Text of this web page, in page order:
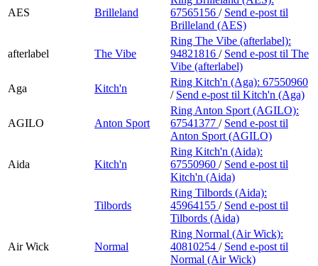
AES Brilleland
67565156 / Send e-post til
Brilleland (AES)
afterlabel The Vibe
Ring The Vibe (afterlabel):
94821816 / Send e-post til The
Vibe (afterlabel)
Aga
Kitch'n
Ring Kitch'n (Aga): 67550960
/ Send e-post til Kitch'n (Aga)
AGILO Anton Sport
Ring Anton Sport (AGILO):
67541377 / Send e-post til
Anton Sport (AGILO)
Aida Kitch'n
Ring Kitch'n (Aida):
67550960 / Send e-post til
Kitch'n (Aida)
Tilbords
Ring Tilbords (Aida):
45964155 / Send e-post til
Tilbords (Aida)
Air Wick Normal
Ring Normal (Air Wick):
40810254 / Send e-post til
Normal (Air Wick)